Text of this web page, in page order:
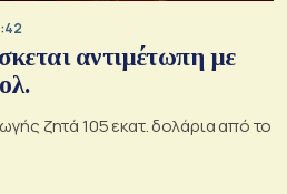
αντιμέτωπη με
ζητά 105 εκατ. δολάρια από το